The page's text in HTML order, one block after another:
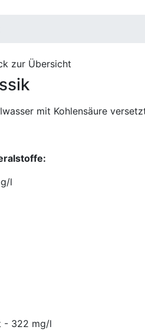
zur Übersicht
mit Kohlensäure
l
- 322 mg/l